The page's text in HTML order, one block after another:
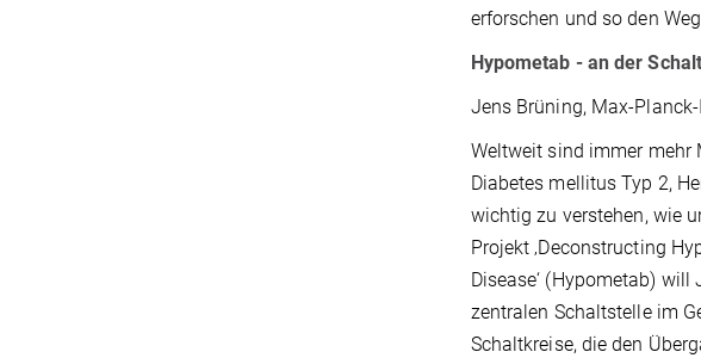
erforschen und so den
Hypometab - an der
Jens Brüning, Max-
Weltweit sind immer mehr
Diabetes mellitus Typ 2,
wichtig zu verstehen, wie
Projekt ‚Deconstructing
Disease‘ (Hypometab)
zentralen Schaltstelle im
Schaltkreise, die den